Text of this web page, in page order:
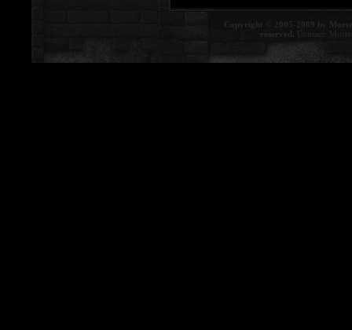
Copyright © 2005-2009 by
reserved. Contact: